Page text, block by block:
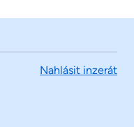
Nahlásit inzerát